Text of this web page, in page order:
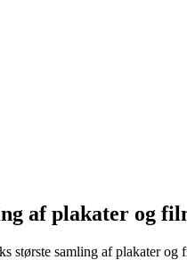
af plakater og
største samling af plakater